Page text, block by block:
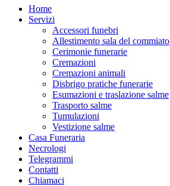
Close
Menu
Home
Servizi
Accessori funebri
Allestimento sala del commiato
Cerimonie funerarie
Cremazioni
Cremazioni animali
Disbrigo pratiche funerarie
Esumazioni e traslazione salme
Trasporto salme
Tumulazioni
Vestizione salme
Casa Funeraria
Necrologi
Telegrammi
Contatti
Chiamaci